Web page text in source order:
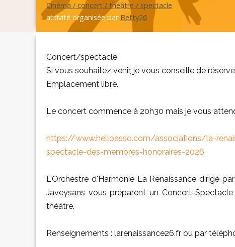
Cinéma / concert / théâtre / spectacle
activité organisée par Betty26
Concert/spectacle
Si vous souhaitez venir, je vous conseille de
Emplacement libre.
Le concert commence à 20h30 mais je vous
https://www.helloasso.com/associations/la-
spectacle-des-membres-honoraires-2026
L'Orchestre d'Harmonie La Renaissance dirigé
Javeysans vous préparent un Concert-
théâtre.
Renseignements : larenaissance26.fr ou par